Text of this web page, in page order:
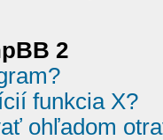
2
funkcia X?
ohľadom